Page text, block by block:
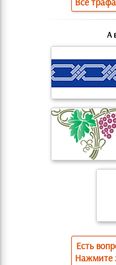
А
Есть
Нажмите